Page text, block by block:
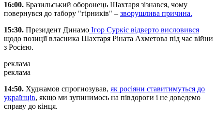
16:00. Бразильський оборонець Шахтаря зізнався, чому
повернувся до табору "гірників" – зворушлива причина.
15:30. Президент Динамо Ігор Суркіс відверто висловився
щодо позиції власника Шахтаря Ріната Ахметова під час війни
з Росією.
реклама
реклама
14:50. Худжамов спрогнозував, як росіяни ставитимуться до
українців, якщо ми зупинимось на півдороги і не доведемо
справу до кінця.